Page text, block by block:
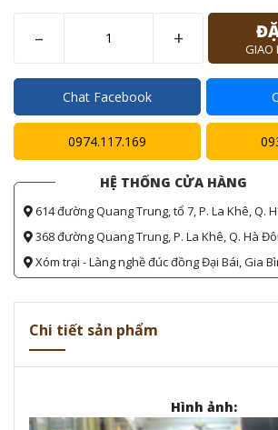
– + GIAO
Chat Facebook
0974.117.169
HỆ THỐNG CỬA HÀNG
614 đường Quang Trung, tổ 7, P. La Khê, Q.
368 đường Quang Trung, P. La Khê, Q. Hà
Xóm trại - Làng nghề đúc đồng Đại Bái, Gia
Chi tiết sản phẩm
Hình ảnh: